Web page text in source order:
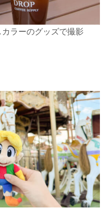
ラーのグッズで撮影